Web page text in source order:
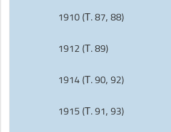
1910 (Т. 87, 88)
1912 (Т. 89)
1914 (Т. 90, 92)
1915 (Т. 91, 93)